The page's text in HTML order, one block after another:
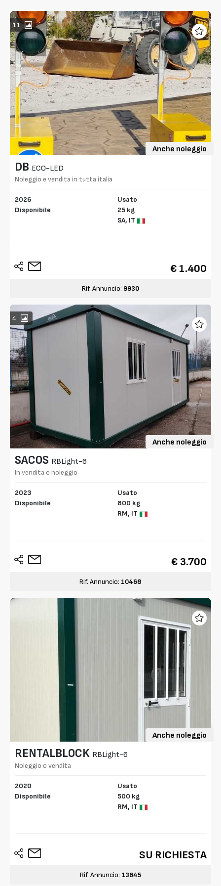
11
Anche noleggio
DB ECO-LED
Noleggio e vendita in tutta italia
2026
Disponibile
Usato
25 kg
SA, IT
€ 1.400
Rif. Annuncio: 9930
4
Anche noleggio
SACOS RBLight-6
In vendita o noleggio
2023
Disponibile
Usato
800 kg
RM, IT
€ 3.700
Rif. Annuncio: 10468
Anche noleggio
RENTALBLOCK RBLight-6
Noleggio o vendita
2020
Disponibile
Usato
500 kg
RM, IT
SU RICHIESTA
Rif. Annuncio: 13645